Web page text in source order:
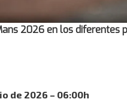
2026 en los diferentes
de 2026 – 06:00h